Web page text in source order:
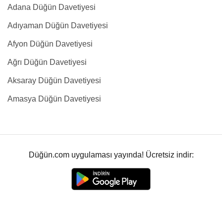
Adana Düğün Davetiyesi
Adıyaman Düğün Davetiyesi
Afyon Düğün Davetiyesi
Ağrı Düğün Davetiyesi
Aksaray Düğün Davetiyesi
Amasya Düğün Davetiyesi
Düğün.com uygulaması yayında! Ücretsiz indir: